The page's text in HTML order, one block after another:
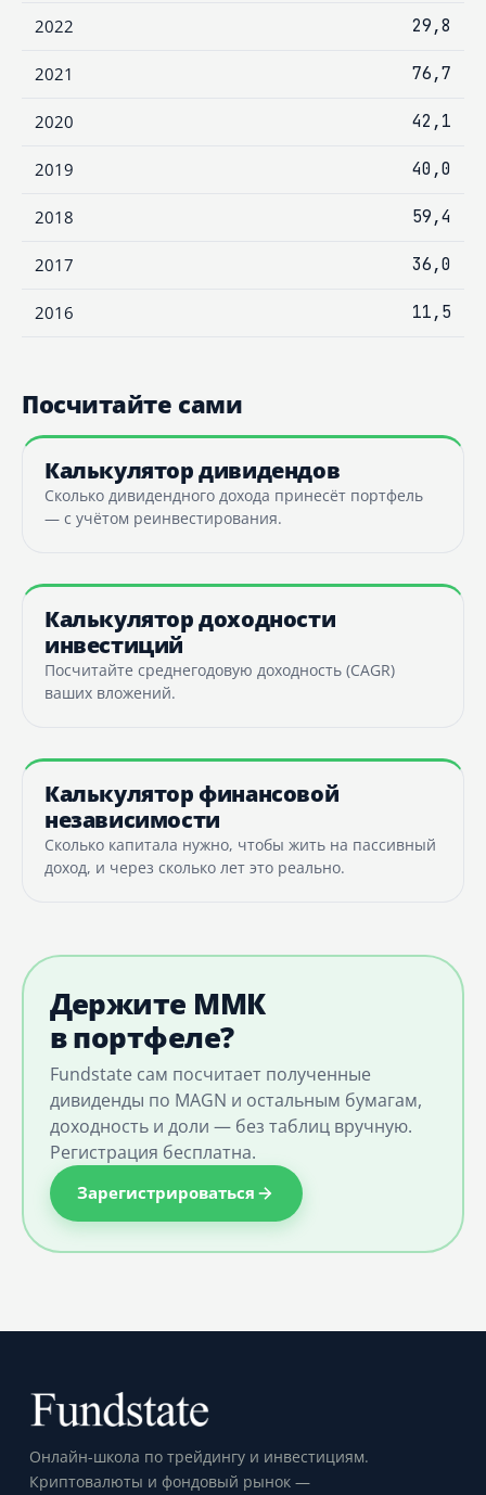
2022 29,8
2021 76,7
2020 42,1
2019 40,0
2018 59,4
2017 36,0
2016 11,5
Посчитайте сами
Калькулятор дивидендов
Сколько дивидендного дохода принесёт портфель
— с учётом реинвестирования.
Калькулятор доходности
инвестиций
Посчитайте среднегодовую доходность (CAGR)
ваших вложений.
Калькулятор финансовой
независимости
Сколько капитала нужно, чтобы жить на пассивный
доход, и через сколько лет это реально.
Держите ММК
в портфеле?
Fundstate сам посчитает полученные
дивиденды по MAGN и остальным бумагам,
доходность и доли — без таблиц вручную.
Регистрация бесплатна.
Зарегистрироваться
Онлайн-школа по трейдингу и инвестициям.
Криптовалюты и фондовый рынок —